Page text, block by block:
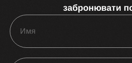
забронювати